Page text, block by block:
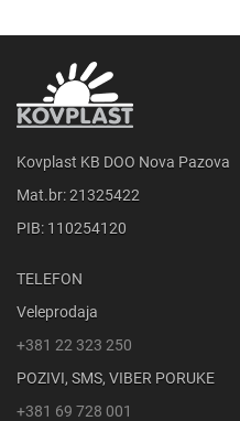
Kovplast KB DOO Nova Pazova
Mat.br: 21325422
PIB: 110254120
TELEFON
Veleprodaja
+381 22 323 250
POZIVI, SMS, VIBER PORUKE
+381 69 728 001